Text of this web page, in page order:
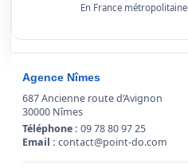
En France métropolitaine
Agence Nîmes
687 Ancienne route d’Avignon
30000 Nîmes
Téléphone : 09 78 80 97 25
Email : contact@point-do.com